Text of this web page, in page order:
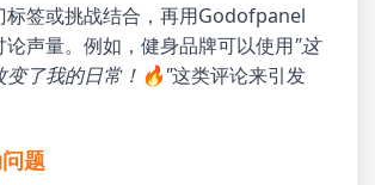
标签或挑战结合，再用Godofpanel
论声量。例如，健身品牌可以使用"这
变了我的日常！🔥"这类评论来引发
题